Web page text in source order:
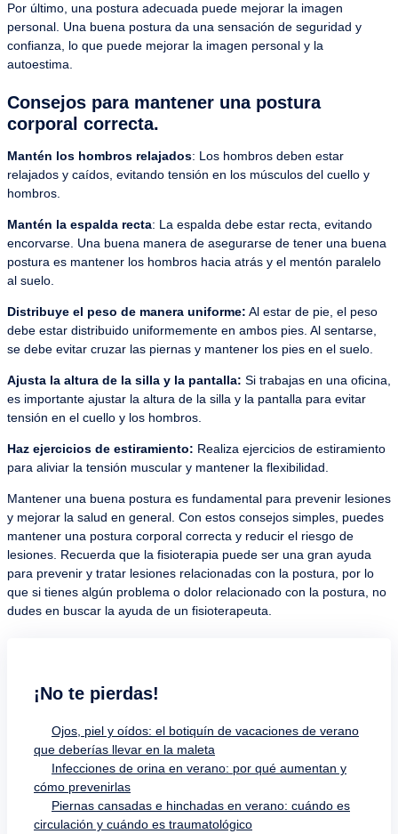
Por último, una postura adecuada puede mejorar la imagen
personal. Una buena postura da una sensación de seguridad y
confianza, lo que puede mejorar la imagen personal y la
autoestima.
Consejos para mantener una postura
corporal correcta.
Mantén los hombros relajados: Los hombros deben estar
relajados y caídos, evitando tensión en los músculos del cuello y
hombros.
Mantén la espalda recta: La espalda debe estar recta, evitando
encorvarse. Una buena manera de asegurarse de tener una buena
postura es mantener los hombros hacia atrás y el mentón paralelo
al suelo.
Distribuye el peso de manera uniforme: Al estar de pie, el peso
debe estar distribuido uniformemente en ambos pies. Al sentarse,
se debe evitar cruzar las piernas y mantener los pies en el suelo.
Ajusta la altura de la silla y la pantalla: Si trabajas en una oficina,
es importante ajustar la altura de la silla y la pantalla para evitar
tensión en el cuello y los hombros.
Haz ejercicios de estiramiento: Realiza ejercicios de estiramiento
para aliviar la tensión muscular y mantener la flexibilidad.
Mantener una buena postura es fundamental para prevenir lesiones
y mejorar la salud en general. Con estos consejos simples, puedes
mantener una postura corporal correcta y reducir el riesgo de
lesiones. Recuerda que la fisioterapia puede ser una gran ayuda
para prevenir y tratar lesiones relacionadas con la postura, por lo
que si tienes algún problema o dolor relacionado con la postura, no
dudes en buscar la ayuda de un fisioterapeuta.
¡No te pierdas!
Ojos, piel y oídos: el botiquín de vacaciones de verano
que deberías llevar en la maleta
Infecciones de orina en verano: por qué aumentan y
cómo prevenirlas
Piernas cansadas e hinchadas en verano: cuándo es
circulación y cuándo es traumatológico